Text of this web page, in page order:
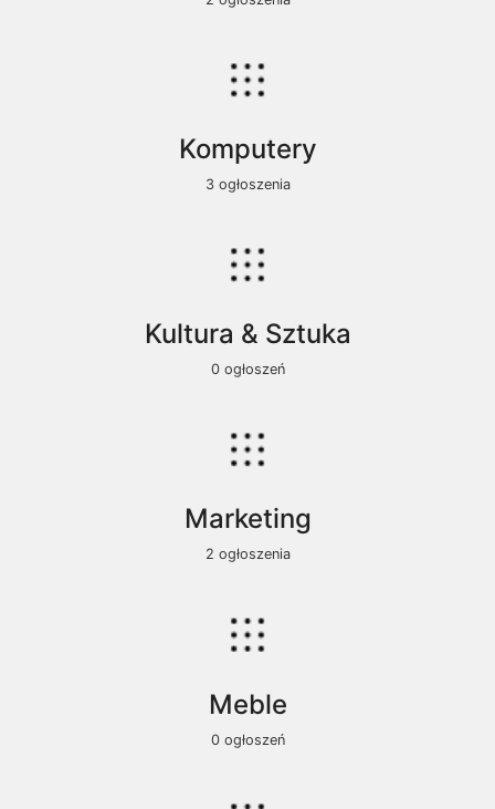
Komputery
3 ogłoszenia
Kultura & Sztuka
0 ogłoszeń
Marketing
2 ogłoszenia
Meble
0 ogłoszeń